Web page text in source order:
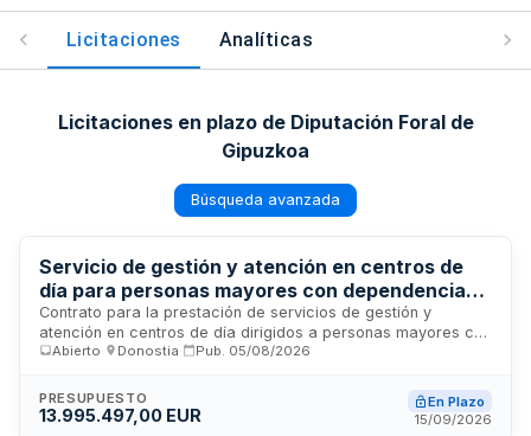
Licitaciones Analíticas
Licitaciones en plazo de Diputación Foral de
Gipuzkoa
Búsqueda avanzada
Servicio de gestión y atención en centros de
día para personas mayores con dependencia
en Gipuzkoa
Contrato para la prestación de servicios de gestión y
atención en centros de día dirigidos a personas mayores con
dependencia en la provincia de Gipuzkoa. El servicio se
establecidas, garantizando la estabilidad del equipo de
trabajo y el cumplimiento de normativas de prevención de
Abierto Donostia Pub. 05/08/2026
PRESUPUESTO
13.995.497,00 EUR
En Plazo
15/09/2026